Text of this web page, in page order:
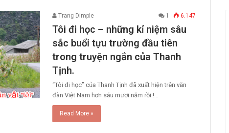
Trang Dimple 1 6.147
Tôi đi học – những kỉ niệm sâu
sắc buổi tựu trường đầu tiên
trong truyện ngắn của Thanh
Tịnh.
“Tôi đi học” của Thanh Tịnh đã xuất hiện trên văn
đàn Việt Nam hơn sáu mươi năm rồi !…
Read More »